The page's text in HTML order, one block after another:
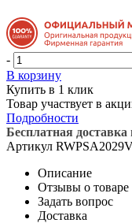
-
В корзину
Купить в 1 клик
Товар участвует в
Подробности
Бесплатная
Артикул
Описание
Отзывы о товаре
Задать вопрос
Доставка